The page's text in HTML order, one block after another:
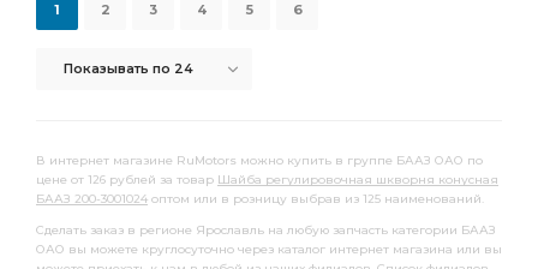
Показывать по 24
1 2 3 4 5 6
В интернет магазине RuMotors можно купить в группе БААЗ ОАО по
цене от 126 рублей за товар Шайба регулировочная шкворня конусная
БААЗ 200-3001024 оптом или в розницу выбрав из 125 наименований.
Сделать заказ в регионе Ярославль на любую запчасть категории БААЗ
ОАО вы можете круглосуточно через каталог интернет магазина или вы